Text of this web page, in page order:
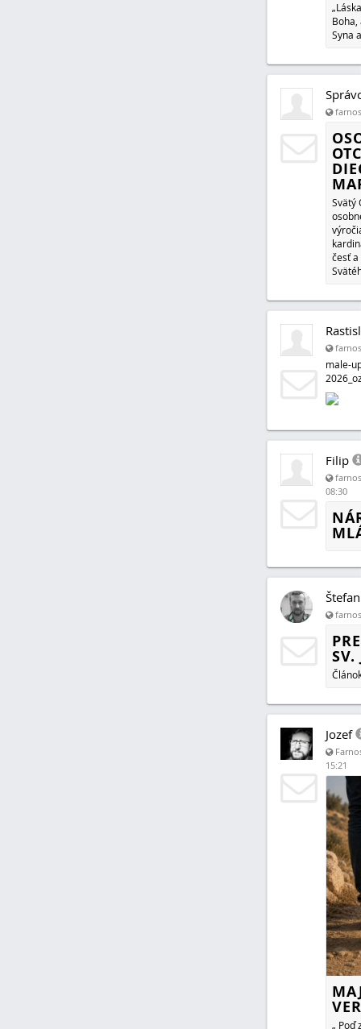
Syna
Svätý
česť
male-
Filip
08:30
Štefan
SV.
Jozef
15:21
„